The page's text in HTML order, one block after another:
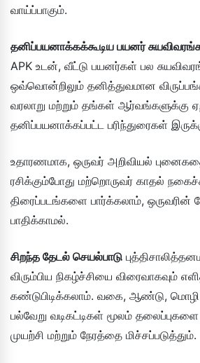
வாய்ப்பாகும்.
தனிப்பயனாக்கக்கூடிய பயனர்
APK உடன், வீட்டு பயனர்கள் பல
ஒவ்வொன்றிலும் தனித்துவமான
வரலாறு மற்றும் தங்கள் ஆர்வங்களுக்கு
தனிப்பயனாக்கப்பட்ட பரிந்துரைகள்
உதாரணமாக, ஒருவர் அறிவியல்
ரசிக்கும்போது மற்றொருவர் காதல்
திரைப்படங்களை பார்க்கலாம், ஒருவரின்
பாதிக்காமல்.
சிறந்த தேடல் செயல்பாடு
விரும்பிய நிகழ்ச்சியை விரைவாகவும்
கண்டுபிடிக்கலாம். வகை, ஆண்டு, மொழி
பல்வேறு வடிகட்டிகள் மூலம்
முயற்சி மற்றும் நேரத்தை மிச்சப்படுத்தும்.